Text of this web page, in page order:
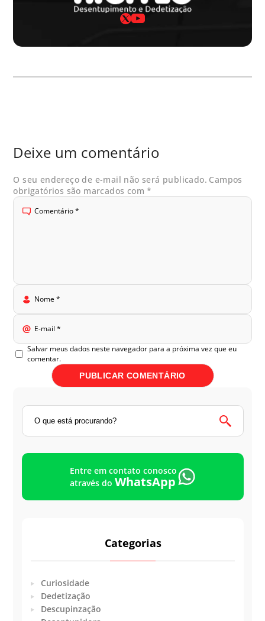
Deixe um comentário
O seu endereço de e-mail não será publicado. Campos
obrigatórios são marcados com*
Comentário*
Nome*
E-mail*
Salvar meus dados neste navegador para a próxima vez que eu
comentar.
Entre em contato conosco
através do WhatsApp
Categorias
Curiosidade
Dedetização
Descupinzação